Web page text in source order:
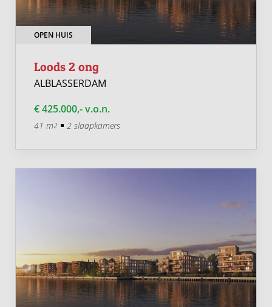
OPEN HUIS
Loods 2 ong
ALBLASSERDAM
€ 425.000,- v.o.n.
41 m2 2 slaapkamers